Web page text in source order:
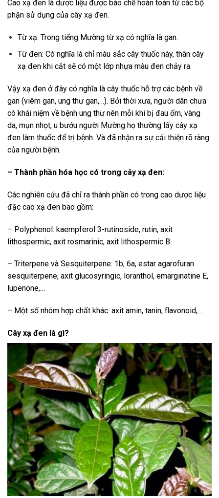
Cao xạ đen là dược liệu được bào chế hoàn toàn từ các bộ
phận sử dụng của cây xạ đen.
Từ xạ: Trong tiếng Mường từ xạ có nghĩa là gan.
Từ đen: Có nghĩa là chỉ màu sắc cây thuốc này, thân cây
xạ đen khi cắt sẽ có một lớp nhựa màu đen chảy ra.
Vậy xạ đen ở đây có nghĩa là cây thuốc hỗ trợ các bệnh về
gan (viêm gan, ung thư gan,…). Bởi thời xưa, người dân chưa
có khái niệm về bệnh ung thư nên mỗi khi bị đau ốm, vàng
da, mụn nhọt, u bướu người Mường họ thường lấy cây xạ
đen làm thuốc để trị bệnh. Và đã nhận ra sự cải thiện rõ ràng
của người bệnh.
– Thành phần hóa học có trong cây xạ đen:
Các nghiên cứu đã chỉ ra thành phần có trong cao dược liệu
đặc cao xạ đen bao gồm:
– Polyphenol: kaempferol 3-rutinoside, rutin, axit
lithospermic, axit rosmarinic, axit lithospermic B.
– Triterpene và Sesquiterpene: 1b, 6a, estar agarofuran
sesquiterpene, axit glucosyringic, loranthol, emarginatine E,
lupenone,…
– Một số nhóm hợp chất khác: axit amin, tanin, flavonoid,…
Cây xạ đen là gì?